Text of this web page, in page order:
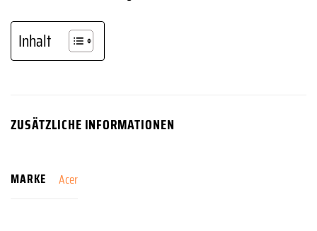
Inhalt
ZUSÄTZLICHE INFORMATIONEN
MARKE Acer